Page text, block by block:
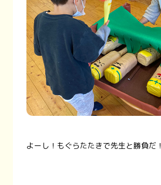
よーし！もぐらたたきで先生と勝負だ！